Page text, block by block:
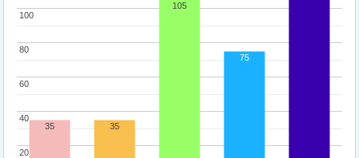
20
20
40
40
60
60
80
80
100
100
35 35
105
75